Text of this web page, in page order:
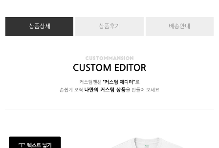
상품상세 상품후기 배송안내